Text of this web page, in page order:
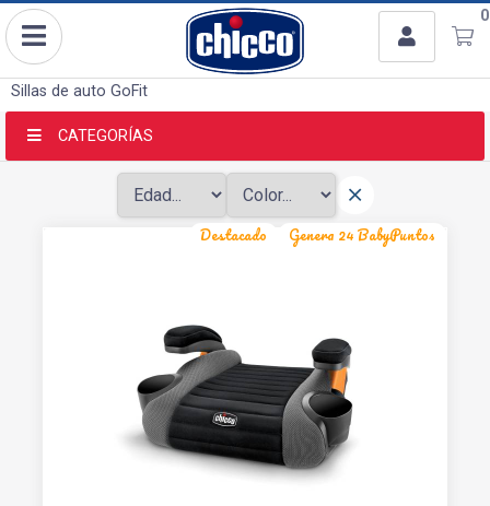
0
Usuario
Ingresar con Facebook
INGRESAR
Olvidé mi clave
Sillas de auto GoFit
CATEGORÍAS
Destacado Genera 24 BabyPuntos